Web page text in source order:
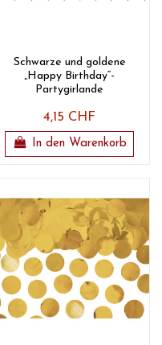
Schwarze und goldene
„Happy Birthday“-
Partygirlande
4,15 CHF
In den Warenkorb